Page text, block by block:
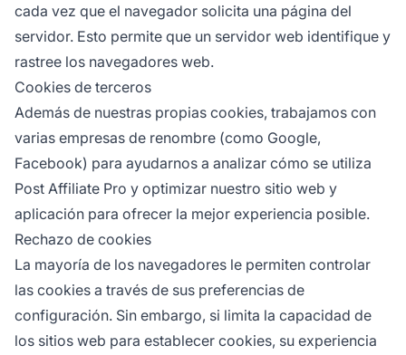
cada vez que el navegador solicita una página del
servidor. Esto permite que un servidor web identifique y
rastree los navegadores web.
Cookies de terceros
Además de nuestras propias cookies, trabajamos con
varias empresas de renombre (como Google,
Facebook) para ayudarnos a analizar cómo se utiliza
Post Affiliate Pro y optimizar nuestro sitio web y
aplicación para ofrecer la mejor experiencia posible.
Rechazo de cookies
La mayoría de los navegadores le permiten controlar
las cookies a través de sus preferencias de
configuración. Sin embargo, si limita la capacidad de
los sitios web para establecer cookies, su experiencia